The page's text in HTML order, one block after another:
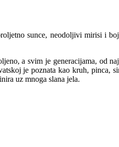
sunce, neodoljivi mirisi i
a svim je generacijama, od
je poznata kao kruh, pinca,
uz mnoga slana jela.